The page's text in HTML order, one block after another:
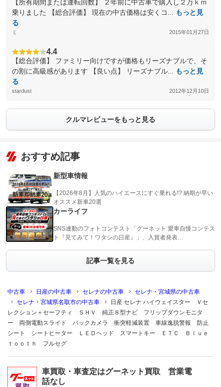
【所有期間または運転回数】 ２年前に中古車で購入し２万ｋｍ
乗りました 【総合評価】 現在の中古価格は安くコ...
もっと見
る
ミ 2015年01月27日
4.4
【総合評価】 ファミリー向けですが価格もリーズナブルで、そ
の割に高級感があります 【良い点】 リーズナブル...
もっと見
る
stardust 2012年12月10日
クルマレビューをもっと見る
おすすめ記事
新型車情報
【2026年8月】人気のハイエースにすぐ乗れる!? 納期が早い
オススメ新車20選
カーライフ
SNS連動のフォトコンテスト「グーネット 愛車自慢コンテス
ト『見てみて！ワタシの日産』」、入賞者発表…
記事一覧を見る
中古車 日産の中古車 セレナの中古車
セレナ・宮城県の中古車
セレナ・宮城県名取市の中古車
日産 セレナ ハイウェイスター Ｖセ
レクション＋セーフティ ＳＨＶ 純正８型ナビ フリップダウンモニタ
ー 両側電動スライド バックカメラ 衝突軽減装置 車線逸脱警報 防止
シート シートヒーター ＬＥＤヘッド スマートキー ＥＴＣ Ｂｌｕｅ
ｔｏｏｔｈ フルセグ
車買取・車査定はグーネット買取 営業電
話なし